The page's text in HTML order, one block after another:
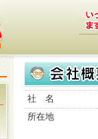
社 名
所在地